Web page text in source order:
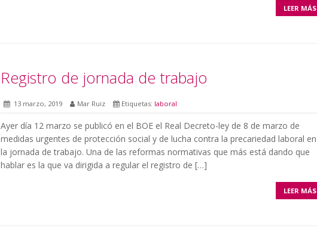
LEER MÁS
Registro de jornada de trabajo
13 marzo, 2019 Mar Ruiz Etiquetas: laboral
Ayer día 12 marzo se publicó en el BOE el Real Decreto-ley de 8 de marzo de
medidas urgentes de protección social y de lucha contra la precariedad laboral en
la jornada de trabajo. Una de las reformas normativas que más está dando que
hablar es la que va dirigida a regular el registro de […]
LEER MÁS